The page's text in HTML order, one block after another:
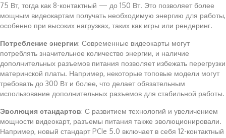
75 Вт, тогда как 8-контактный — до 150 Вт. Это позволяет более
мощным видеокартам получать необходимую энергию для работы,
особенно при высоких нагрузках, таких как игры или рендеринг.
Потребление энергии: Современные видеокарты могут
потреблять значительное количество энергии, и наличие
дополнительных разъемов питания позволяет избежать перегрузки
материнской платы. Например, некоторые топовые модели могут
требовать до 300 Вт и более, что делает обязательным
использование дополнительных разъемов для стабильной работы.
Эволюция стандартов: С развитием технологий и увеличением
мощности видеокарт, разъемы питания также эволюционировали.
Например, новый стандарт PCIe 5.0 включает в себя 12-контактный